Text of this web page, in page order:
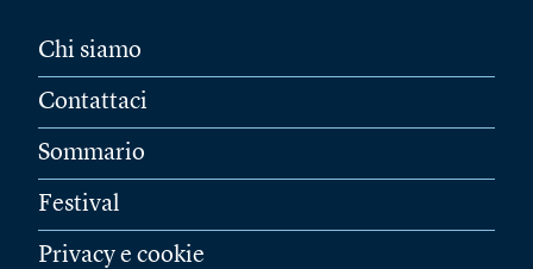
Chi siamo
Contattaci
Sommario
Festival
Privacy e cookie